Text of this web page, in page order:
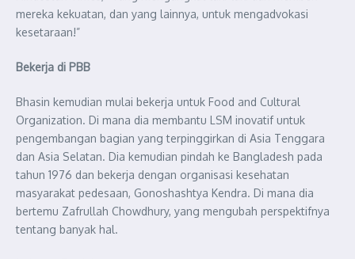
mereka kekuatan, dan yang lainnya, untuk mengadvokasi
kesetaraan!”
Bekerja di PBB
Bhasin kemudian mulai bekerja untuk Food and Cultural
Organization. Di mana dia membantu LSM inovatif untuk
pengembangan bagian yang terpinggirkan di Asia Tenggara
dan Asia Selatan. Dia kemudian pindah ke Bangladesh pada
tahun 1976 dan bekerja dengan organisasi kesehatan
masyarakat pedesaan, Gonoshashtya Kendra. Di mana dia
bertemu Zafrullah Chowdhury, yang mengubah perspektifnya
tentang banyak hal.